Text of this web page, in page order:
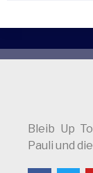
Bleib Up
Pauli und